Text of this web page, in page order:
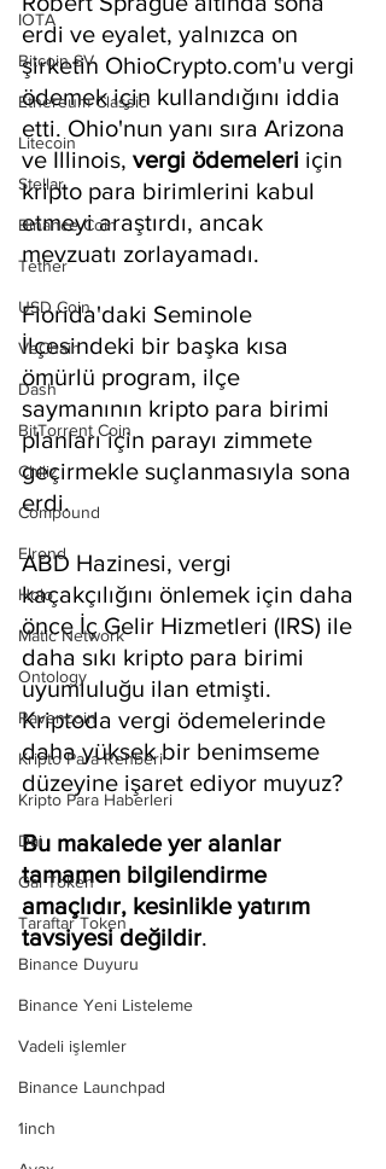
IOTA
Bitcoin SV
Ethereum Classic
Litecoin
Stellar
Binance Coin
Tether
USD Coin
VeChain
Dash
BitTorrent Coin
Chiliz
Compound
Elrond
Holo
Matic Network
Ontology
Ravencoin
Kripto Para Rehberi
Kripto Para Haberleri
Dai
Gal Token
Taraftar Token
Binance Duyuru
Binance Yeni Listeleme
Vadeli işlemler
Binance Launchpad
1inch
erdi ve eyalet, yalnızca on
şirketin OhioCrypto.com'u vergi
ödemek için kullandığını iddia
etti. Ohio'nun yanı sıra Arizona
ve Illinois, vergi ödemeleri için
kripto para birimlerini kabul
etmeyi araştırdı, ancak
mevzuatı zorlayamadı.
Florida'daki Seminole
İlçesindeki bir başka kısa
ömürlü program, ilçe
saymanının kripto para birimi
planları için parayı zimmete
geçirmekle suçlanmasıyla sona
erdi.
ABD Hazinesi, vergi
kaçakçılığını önlemek için daha
önce İç Gelir Hizmetleri (IRS) ile
daha sıkı kripto para birimi
uyumluluğu ilan etmişti.
Kriptoda vergi ödemelerinde
daha yüksek bir benimseme
düzeyine işaret ediyor muyuz?
Bu makalede yer alanlar
tamamen bilgilendirme
amaçlıdır, kesinlikle yatırım
tavsiyesi değildir.